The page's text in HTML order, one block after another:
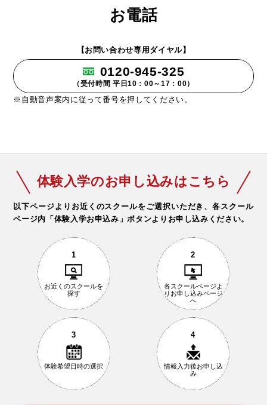
お電話
【お問い合わせ専用ダイヤル】
0120-945-325
（受付時間 平日10：00～17：00）
※自動音声案内に従って番号を押してください。
体験入学のお申し込みはこちら
以下ページよりお近くのスクールをご選択いただき、各スクール
ページ内「体験入学お申込み」ボタンよりお申し込みください。
1
お近くのスクールを
探す
2
各スクールページ よ
りお申し込みページ
へ
3
体験希望日時の選択
4
情報入力後お申し込
み